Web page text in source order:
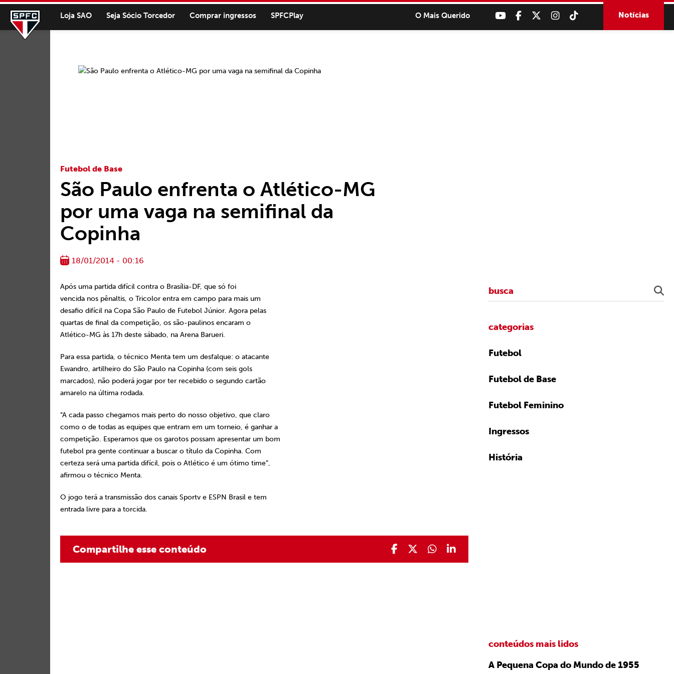
Loja SAO Seja Sócio Torcedor Comprar ingressos SPFCPlay O Mais Querido Notícias
Futebol de Base
São Paulo enfrenta o Atlético-MG
por uma vaga na semifinal da
Copinha
18/01/2014 - 00:16
Após uma partida difícil contra o Brasília-DF, que só foi
vencida nos pênaltis, o Tricolor entra em campo para mais um
desafio difícil na Copa São Paulo de Futebol Júnior. Agora pelas
quartas de final da competição, os são-paulinos encaram o
Atlético-MG às 17h deste sábado, na Arena Barueri.
Para essa partida, o técnico Menta tem um desfalque: o atacante
Ewandro, artilheiro do São Paulo na Copinha (com seis gols
marcados), não poderá jogar por ter recebido o segundo cartão
amarelo na última rodada.
“A cada passo chegamos mais perto do nosso objetivo, que claro
como o de todas as equipes que entram em um torneio, é ganhar a
competição. Esperamos que os garotos possam apresentar um bom
futebol pra gente continuar a buscar o título da Copinha. Com
certeza será uma partida difícil, pois o Atlético é um ótimo time”,
afirmou o técnico Menta.
O jogo terá a transmissão dos canais Sportv e ESPN Brasil e tem
entrada livre para a torcida.
Compartilhe esse conteúdo
categorias
Futebol
Futebol de Base
Futebol Feminino
Ingressos
História
conteúdos mais lidos
A Pequena Copa do Mundo de 1955